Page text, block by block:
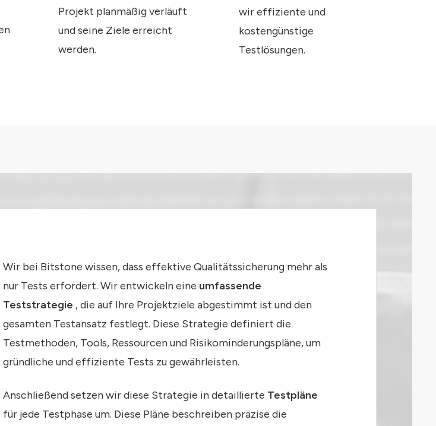
Projekt planmäßig verläuft
und seine Ziele erreicht
werden.
wir effiziente und
kostengünstige
Testlösungen.
Wir bei Bitstone wissen, dass effektive Qualitätssicherung mehr als
nur Tests erfordert. Wir entwickeln eine umfassende
Teststrategie , die auf Ihre Projektziele abgestimmt ist und den
gesamten Testansatz festlegt. Diese Strategie definiert die
Testmethoden, Tools, Ressourcen und Risikominderungspläne, um
gründliche und effiziente Tests zu gewährleisten.
Anschließend setzen wir diese Strategie in detaillierte Testpläne
für jede Testphase um. Diese Pläne beschreiben präzise die